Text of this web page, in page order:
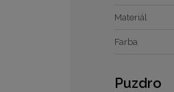
Materiál
Farba
Puzdro